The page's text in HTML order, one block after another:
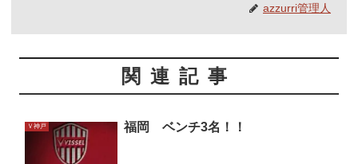
azzurri管理人
関連記事
Ｖ神戸 福岡 ベンチ3名！！